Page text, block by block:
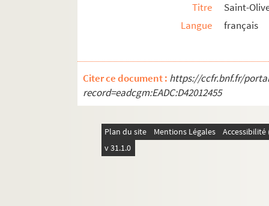
Ms Charavay 837. Sudan (L'abbé Jean-
Ms Charavay 838. Syma (Rose), artiste
Ms Charavay 840. Tabareau, directeur des
Ms Charavay 841. Tencin (Pierre Guérin
Ms Charavay 842. Terme (Jean-François),
Ms Charavay 844. Terrasson, notaire à Lyon
Ms Charavay 845. Terrasson, juge des
Titre
Saint-
Langue
français
Citer ce document : https://ccfr.bnf.fr/
record=eadcgm:EADC:D42012455
Plan du site Mentions Légales
v 31.1.0